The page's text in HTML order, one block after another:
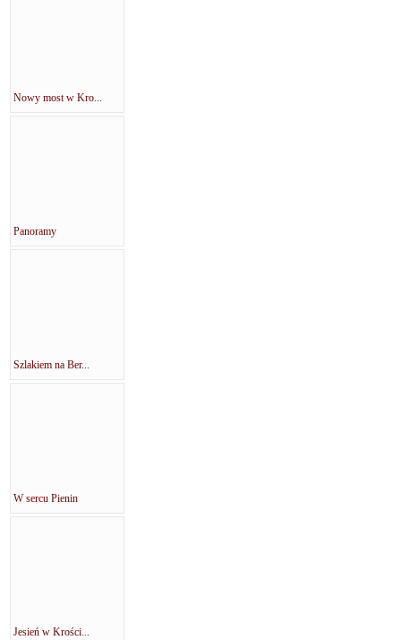
Nowy most w Kro...
Panoramy
Szlakiem na Ber...
W sercu Pienin
Jesień w Krości...